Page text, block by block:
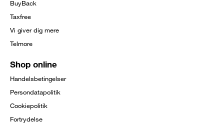
BuyBack
Taxfree
Vi giver dig mere
Telmore
Shop online
Handelsbetingelser
Persondatapolitik
Cookiepolitik
Fortrydelse